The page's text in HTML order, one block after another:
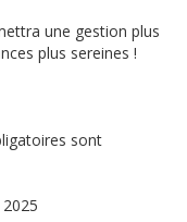
une gestion plus
plus sereines !
sont